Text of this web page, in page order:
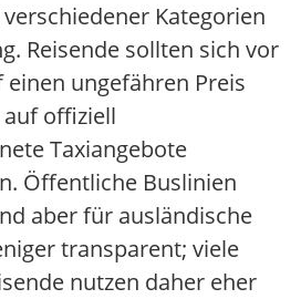
Kategorien
Reisende sollten sich vor
einen ungefähren Preis
offiziell
Taxiangebote
Öffentliche Buslinien
aber für ausländische
transparent; viele
nutzen daher eher